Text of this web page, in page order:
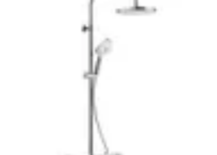
Guías y TutorialesConsejos de
Guía de CompraGuías de Compra